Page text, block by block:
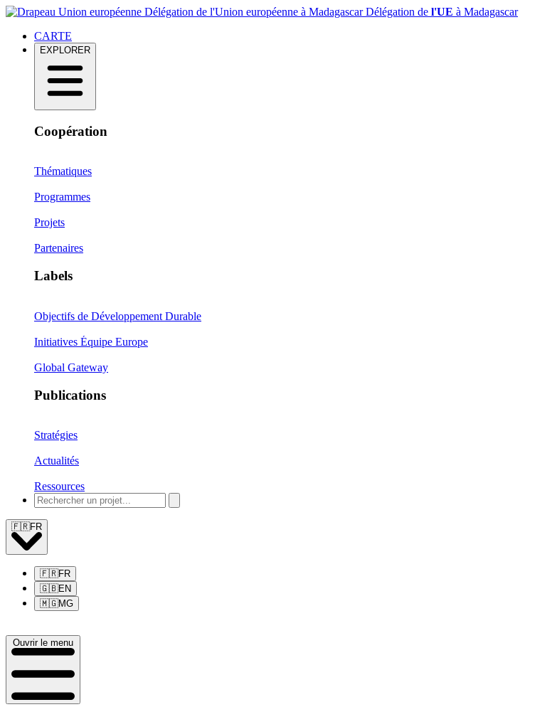
Délégation de l'Union européenne à MadagascarDélégation de l'UE à Madagascar
CARTE
EXPLORER
Coopération
Thématiques
Programmes
Projets
Partenaires
Labels
Objectifs de Développement Durable
Initiatives Équipe Europe
Global Gateway
Publications
Stratégies
Actualités
Ressources
🇫🇷FR
🇫🇷FR
🇬🇧EN
🇲🇬MG
Ouvrir le menu